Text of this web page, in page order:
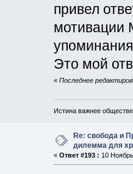
привел
мотивации
Это мой
« Последнее
Истина важнее
Re: свобода и
дилемма для
« Ответ #193 : 10